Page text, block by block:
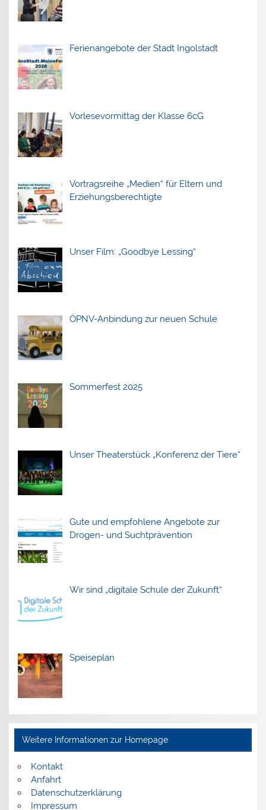
Ferienangebote der Stadt Ingolstadt
Vorlesevormittag der Klasse 6cG
Vortragsreihe „Medien“ für Eltern und
Erziehungsberechtigte
Unser Film: „Goodbye Lessing“
ÖPNV-Anbindung zur neuen Schule
Sommerfest 2025
Unser Theaterstück „Konferenz der Tiere“
Gute und empfohlene Angebote zur
Drogen- und Suchtprävention
Wir sind „digitale Schule der Zukunft“
Speiseplan
Weitere Informationen zur Homepage
Kontakt
Anfahrt
Datenschutzerklärung
Impressum